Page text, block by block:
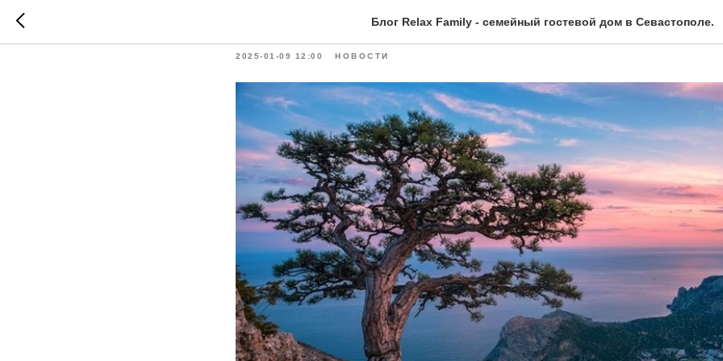
Блог Relax Family - семейный гостевой дом в Севастополе.
Relax Family для любителей
2025-01-09 12:00 НОВОСТИ